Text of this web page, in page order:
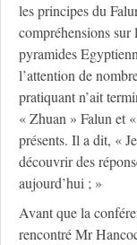
les principes du
compréhensions
pyramides
l’attention de
pratiquant n’ait
« Zhuan » Falun et
présents. Il a dit, «
découvrir des
aujourd’hui ; »
Avant que la
rencontré Mr